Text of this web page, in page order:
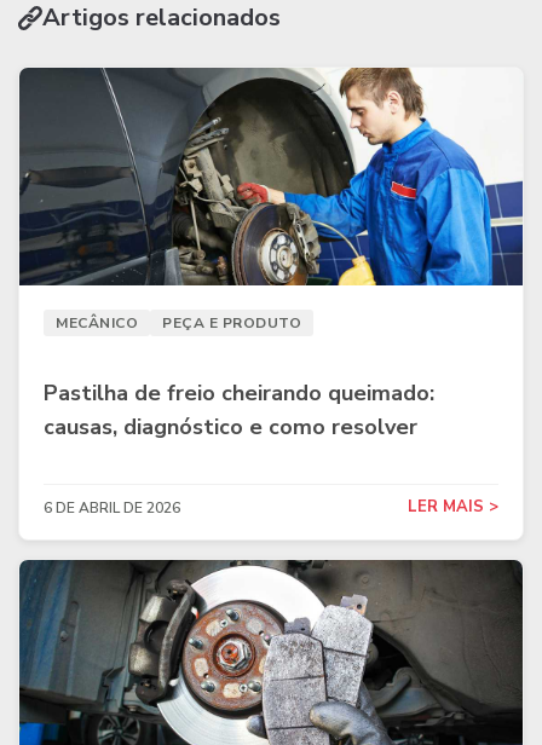
Artigos relacionados
MECÂNICO PEÇA E PRODUTO
Pastilha de freio cheirando queimado:
causas, diagnóstico e como resolver
6 DE ABRIL DE 2026 LER MAIS >